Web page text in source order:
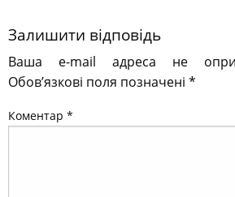
Залишити відповідь
Ваша e-mail адреса не
Обов’язкові поля позначені *
Коментар *